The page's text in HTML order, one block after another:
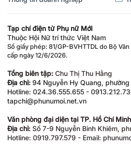
Tạp chí điện tử Phụ nữ Mới
Thuộc Hội Nữ trí thức Việt Nam
Số giấy phép: 81/GP-BVHTTDL do Bộ
cấp ngày 12/6/2026.
Tổng biên tập: Chu Thị Thu Hằng
Địa chỉ: 94 Nguyễn Hy Quang,
Hotline: 024.36.555.655 -
tapchi@phunumoi.net.vn
Văn phòng đại diện tại TP. Hồ Chí Minh
Địa chỉ: Số 7-9 Nguyễn Bỉnh Khiêm,
Hotline: 0919.797.579 - Email: